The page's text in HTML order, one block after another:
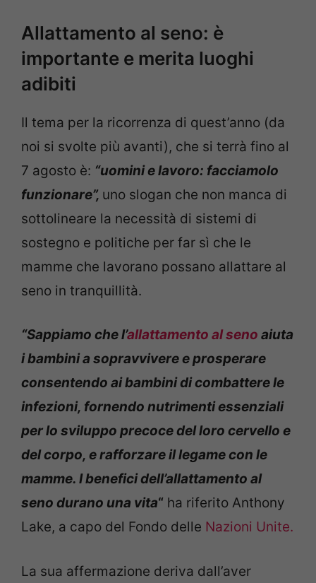
Allattamento al seno: è
importante e merita luoghi
adibiti
Il tema per la ricorrenza di quest’anno (da
noi si svolte più avanti), che si terrà fino al
7 agosto è: “uomini e lavoro: facciamolo
funzionare”, uno slogan che non manca di
sottolineare la necessità di sistemi di
sostegno e politiche per far sì che le
mamme che lavorano possano allattare al
seno in tranquillità.
“Sappiamo che l’allattamento al seno aiuta
i bambini a sopravvivere e prosperare
consentendo ai bambini di combattere le
infezioni, fornendo nutrimenti essenziali
per lo sviluppo precoce del loro cervello e
del corpo, e rafforzare il legame con le
mamme. I benefici dell’allattamento al
seno durano una vita“ ha riferito Anthony
Lake, a capo del Fondo delle Nazioni Unite.
La sua affermazione deriva dall’aver